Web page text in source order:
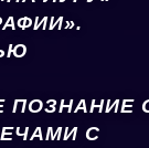
ПОЗНАНИЕ
С